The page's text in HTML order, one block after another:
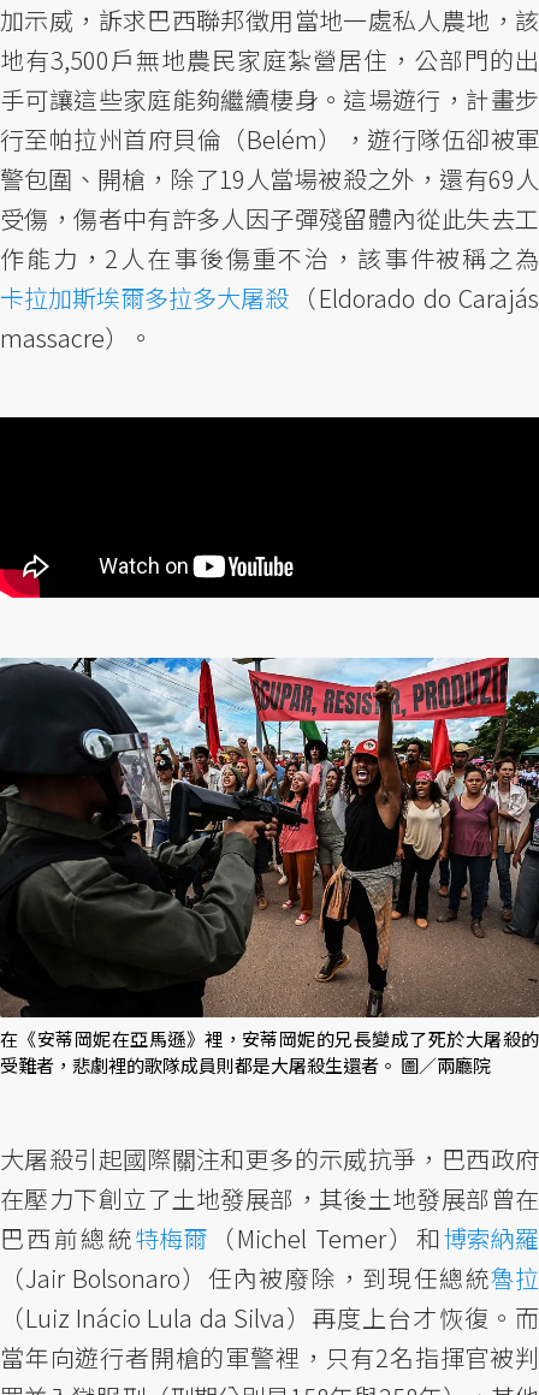
加示威，訴求巴西聯邦徵用當地一處私人農地，該
地有3,500戶無地農民家庭紮營居住，公部門的出
手可讓這些家庭能夠繼續棲身。這場遊行，計畫步
行至帕拉州首府貝倫（Belém），遊行隊伍卻被軍
警包圍、開槍，除了19人當場被殺之外，還有69人
受傷，傷者中有許多人因子彈殘留體內從此失去工
作能力，2人在事後傷重不治，該事件被稱之為
卡拉加斯埃爾多拉多大屠殺 （Eldorado do Carajás
massacre）。
在《安蒂岡妮在亞馬遜》裡，安蒂岡妮的兄長變成了死於大屠殺的
受難者，悲劇裡的歌隊成員則都是大屠殺生還者。 圖／兩廳院
大屠殺引起國際關注和更多的示威抗爭，巴西政府
在壓力下創立了土地發展部，其後土地發展部曾在
巴西前總統特梅爾 （Michel Temer）和博索納羅
（Jair Bolsonaro）任內被廢除，到現任總統魯拉
（Luiz Inácio Lula da Silva）再度上台才恢復。而
當年向遊行者開槍的軍警裡，只有2名指揮官被判